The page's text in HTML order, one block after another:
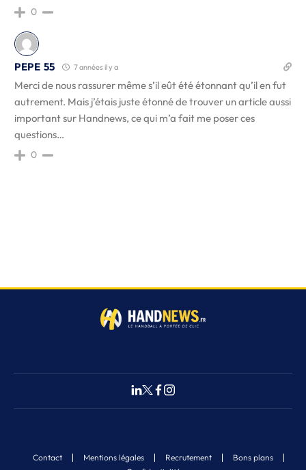
0
PEPE 55 7 années il y a
Merci de nous rassurer même s’il eût été étonnant qu’il en fut
autrement. Mais j’étais juste étonné de trouver un article aussi
important sur Handnews, ce qui m’a fait me poser ces
questions…
0
Contact Mentions légales Recrutement
Bons plans